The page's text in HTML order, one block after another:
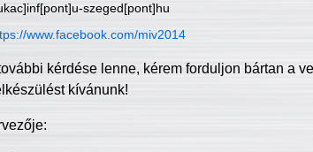
szeged[pont]hu
www.facebook.com/miv2014
kérdése lenne, kérem forduljon bártan a
kívánunk!